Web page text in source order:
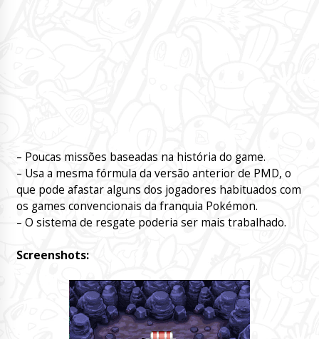
– Poucas missões baseadas na história do game.
– Usa a mesma fórmula da versão anterior de PMD, o
que pode afastar alguns dos jogadores habituados com
os games convencionais da franquia Pokémon.
– O sistema de resgate poderia ser mais trabalhado.
Screenshots: